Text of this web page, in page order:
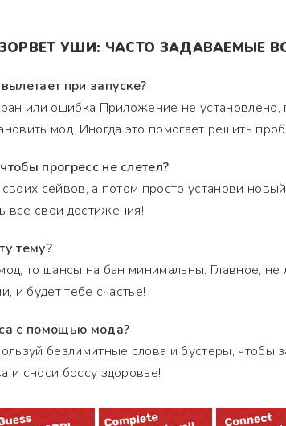
УШИ: ЧАСТО ЗАДАВАЕМЫЕ
при запуске?
или ошибка Приложение не установлено,
мод. Иногда это помогает решить
прогресс не слетел?
сейвов, а потом просто установи
все свои достижения!
тему?
то шансы на бан минимальны. Главное,
и будет тебе счастье!
с помощью мода?
безлимитные слова и бустеры, чтобы
и сноси боссу здоровье!